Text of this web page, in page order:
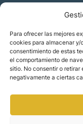
Para ofrecer las mejores
cookies para almacenar y/
consentimiento de estas
el comportamiento de
sitio. No consentir o
negativamente a ciertas
Whatsapp: +34
Política de
Aviso legal
Contacto
Asóciese con
© Copyright –
hosts of the real